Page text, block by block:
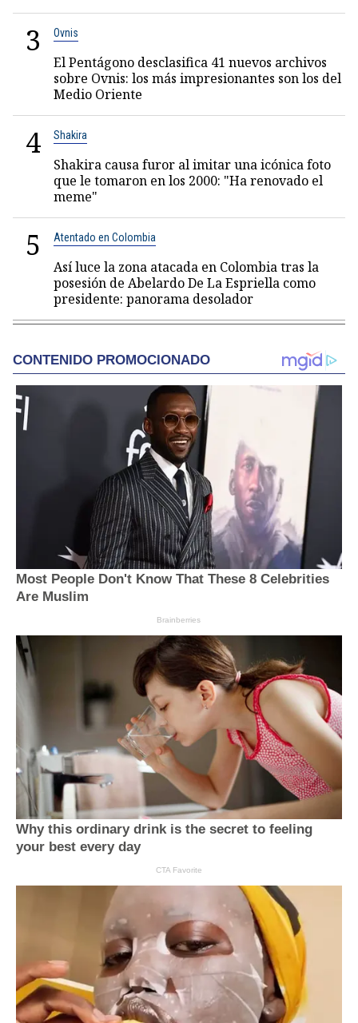
3 Ovnis
El Pentágono desclasifica 41 nuevos archivos
sobre Ovnis: los más impresionantes son los del
Medio Oriente
4 Shakira
Shakira causa furor al imitar una icónica foto
que le tomaron en los 2000: "Ha renovado el
meme"
5 Atentado en Colombia
Así luce la zona atacada en Colombia tras la
posesión de Abelardo De La Espriella como
presidente: panorama desolador